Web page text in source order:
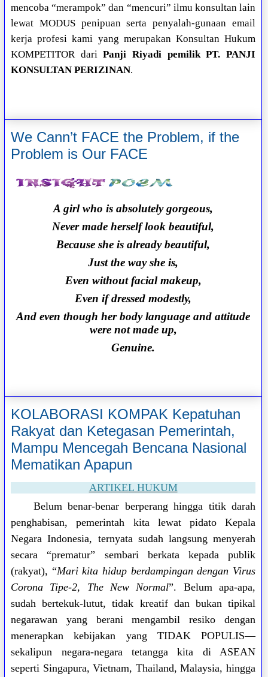
mencoba “merampok” dan “mencuri” ilmu konsultan lain
lewat MODUS penipuan serta penyalah-gunaan email
kerja profesi kami yang merupakan Konsultan Hukum
KOMPETITOR dariPanji Riyadi pemilik PT. PANJI
KONSULTAN PERIZINAN.
We Cann’t FACE the Problem, if the
Problem is Our FACE
A girl who is absolutely gorgeous,
Never made herself look beautiful,
Because she is already beautiful,
Just the way she is,
Even without facial makeup,
Even if dressed modestly,
And even though her body language and attitude
were not made up,
Genuine.
KOLABORASI KOMPAK Kepatuhan
Rakyat dan Ketegasan Pemerintah,
Mampu Mencegah Bencana Nasional
Mematikan Apapun
ARTIKEL HUKUM
Belum benar-benar berperang hingga titik darah
penghabisan, pemerintah kita lewat pidato Kepala
Negara Indonesia, ternyata sudah langsung menyerah
secara “prematur” sembari berkata kepada publik
(rakyat), “Mari kita hidup berdampingan dengan Virus
Corona Tipe-2, The New Normal”. Belum apa-apa,
sudah bertekuk-lutut, tidak kreatif dan bukan tipikal
negarawan yang berani mengambil resiko dengan
menerapkan kebijakan yang TIDAK POPULIS—
sekalipun negara-negara tetangga kita di ASEAN
seperti Singapura, Vietnam, Thailand, Malaysia, hingga